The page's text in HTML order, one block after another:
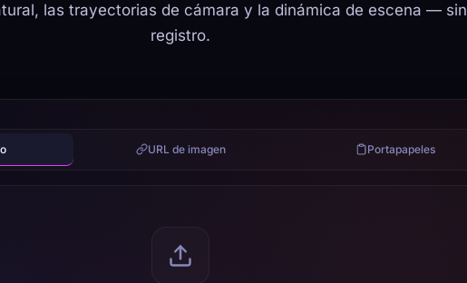
las trayectorias de cámara y la dinámica de escena — sin
registro.